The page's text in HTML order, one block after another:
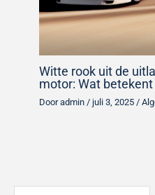
Witte rook uit de
motor: Wat betekent
Door admin / juli 3, 2025 /